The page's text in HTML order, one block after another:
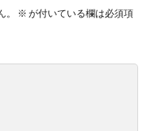
i
※ が付いている欄は必須項